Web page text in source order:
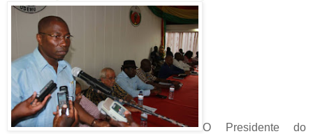
O Presidente do